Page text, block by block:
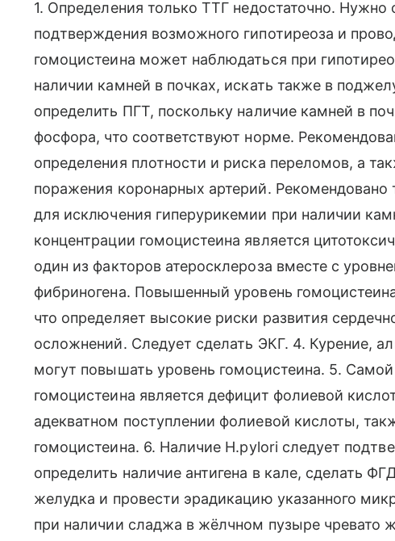
1. Определения только ТТГ недостаточно.
подтверждения возможного гипотиреоза и
гомоцистеина может наблюдаться при
наличии камней в почках, искать также в
определить ПГТ, поскольку наличие камней в
фосфора, что соответствуют норме.
определения плотности и риска переломов, а
поражения коронарных артерий.
для исключения гиперурикемии при наличии
концентрации гомоцистеина является
один из факторов атеросклероза вместе с
фибриногена. Повышенный уровень
что определяет высокие риски развития
осложнений. Следует сделать ЭКГ. 4. Курение,
могут повышать уровень гомоцистеина. 5.
гомоцистеина является дефицит фолиевой
адекватном поступлении фолиевой кислоты,
гомоцистеина. 6. Наличие H.pylori следует
определить наличие антигена в кале, сделать
желудка и провести эрадикацию указанного
при наличии сладжа в жёлчном пузыре чревато